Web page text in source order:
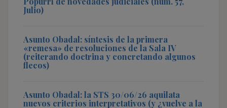
Julio)
Asunto Obadal: síntesis de la primera
«remesa» de resoluciones de la Sala IV
(reiterando doctrina y concretando algunos
flecos)
Asunto Obadal: la STS 30/06/26 aquilata
nuevos criterios interpretativos (y ¿vuelve a la